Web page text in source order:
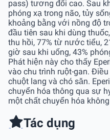
pass) tương đối cao. Sau
phóng xạ trong não, tủy
khoảng bằng với nồng độ
đầu tiên sau khi dùng
thu hồi, 77% từ nước tiểu,
giờ sau khi uống, 43%
Phát hiện này cho thấy
vào chu trình ruột-gan.
chuột lang và chó săn.
chuyển hóa thông qua sự
một chất chuyển hóa
Tác dụng